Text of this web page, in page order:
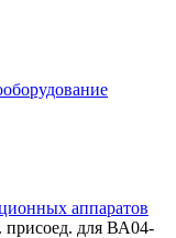
аппаратов
присоед. для ВА04-